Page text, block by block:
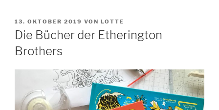
VERÖFFENTLICHT
AM
13. OKTOBER 2019 VON LOTTE
Die Bücher der Etherington
Brothers